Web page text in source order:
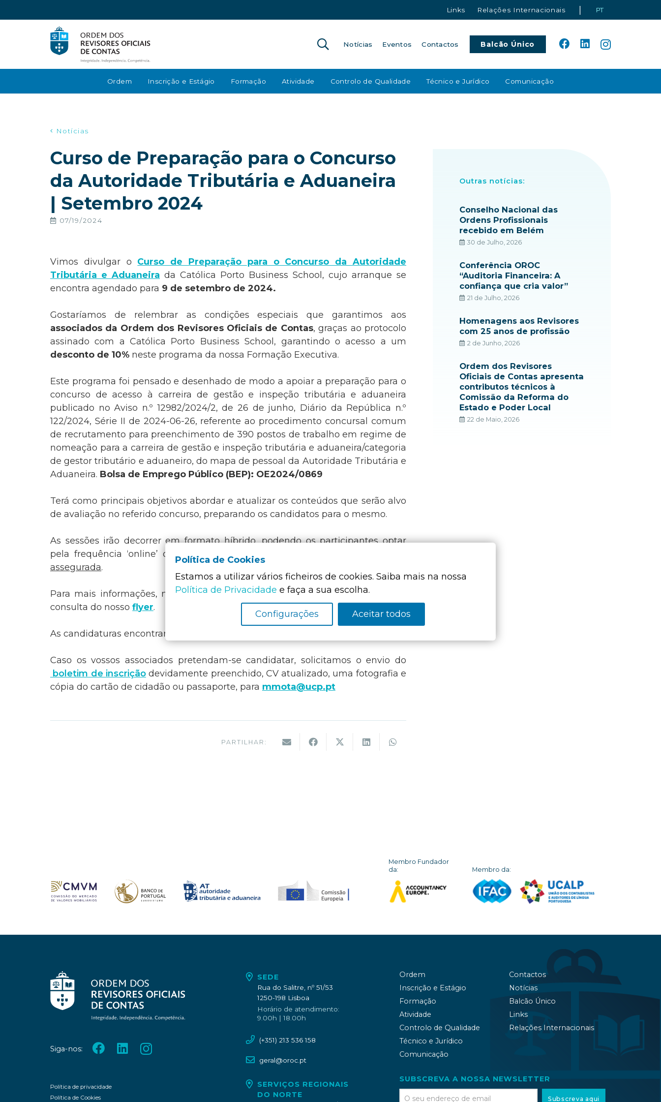
Links Relações Internacionais | PT
Notícias Eventos Contactos Balcão Único
Ordem Inscrição e Estágio Formação Atividade Controlo de Qualidade Técnico e Jurídico Comunicação
Notícias
Curso de Preparação para o Concurso
da Autoridade Tributária e Aduaneira
| Setembro 2024
07/19/2024
Vimos divulgar o Curso de Preparação para o Concurso da Autoridade
Tributária e Aduaneira da Católica Porto Business School, cujo arranque se
encontra agendado para 9 de setembro de 2024.
Gostaríamos de relembrar as condições especiais que garantimos aos
associados da Ordem dos Revisores Oficiais de Contas, graças ao protocolo
assinado com a Católica Porto Business School, garantindo o acesso a um
desconto de 10% neste programa da nossa Formação Executiva.
Este programa foi pensado e desenhado de modo a apoiar a preparação para o
concurso de acesso à carreira de gestão e inspeção tributária e aduaneira
publicado no Aviso n.º 12982/2024/2, de 26 de junho, Diário da República n.º
122/2024, Série II de 2024-06-26, referente ao procedimento concursal comum
de recrutamento para preenchimento de 390 postos de trabalho em regime de
nomeação para a carreira de gestão e inspeção tributária e aduaneira/categoria
de gestor tributário e aduaneiro, do mapa de pessoal da Autoridade Tributária e
Aduaneira. Bolsa de Emprego Público (BEP): OE2024/0869
Terá como principais objetivos abordar e atualizar os conteúdos que serão alvo
de avaliação no referido concurso, preparando os candidatos para o mesmo.
As sessões irão decorrer em formato híbrido, podendo os participantes optar
pela frequência ‘online’ ou presencial nas nossas instalações,
assegurada.
Para mais informações, nomeadamente o plano de estudo, sugerimos que a
consulta do nosso flyer.
As candidaturas encontram-se abertas até
Caso os vossos associados pretendam-se candidatar, solicitamos o envio do
boletim de inscriçãodevidamente preenchido, CV atualizado, uma fotografia e
cópia do cartão de cidadão ou passaporte, para mmota@ucp.pt
PARTILHAR:
Outras notícias:
Conselho Nacional das
Ordens Profissionais
recebido em Belém
30 de Julho, 2026
Conferência OROC
“Auditoria Financeira: A
confiança que cria valor”
21 de Julho, 2026
Homenagens aos Revisores
com 25 anos de profissão
2 de Junho, 2026
Ordem dos Revisores
Oficiais de Contas apresenta
contributos técnicos à
Comissão da Reforma do
Estado e Poder Local
22 de Maio, 2026
Membro Fundador
da:
Membro da:
Siga-nos:
Política de privacidade
Política de Cookies
SEDE
Rua do Salitre, nº 51/53
1250-198 Lisboa
Horário de atendimento:
9.00h | 18.00h
(+351) 213 536 158
geral@oroc.pt
SERVIÇOS REGIONAIS
DO NORTE
Ordem
Inscrição e Estágio
Formação
Atividade
Controlo de Qualidade
Técnico e Jurídico
Comunicação
Contactos
Notícias
Balcão Único
Links
Relações Internacionais
SUBSCREVA A NOSSA NEWSLETTER
Subscreva aqui
Política de Cookies
Estamos a utilizar vários ficheiros de cookies. Saiba mais na nossa
Política de Privacidade e faça a sua escolha.
Configurações Aceitar todos